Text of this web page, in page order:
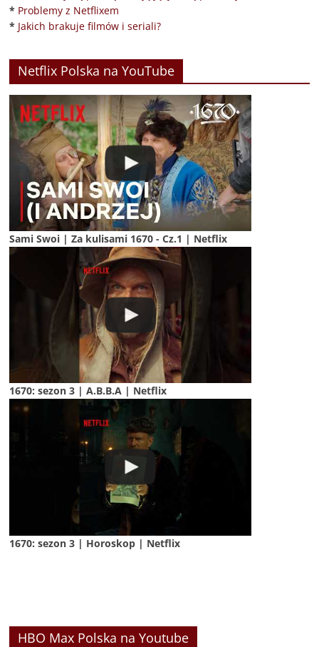
* Problemy z Netflixem
* Jakich brakuje filmów i seriali?
Netflix Polska na YouTube
Sami Swoi | Za kulisami 1670 - Cz.1 | Netflix
1670: sezon 3 | A.B.B.A | Netflix
1670: sezon 3 | Horoskop | Netflix
HBO Max Polska na Youtube